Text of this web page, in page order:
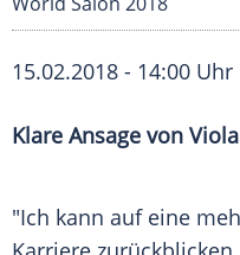
15.02.2018 - 14:00 Uhr
Klare Ansage von
"Ich kann auf eine